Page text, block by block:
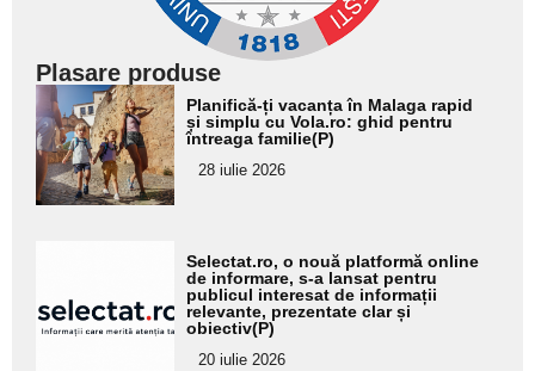
Plasare produse
Adaugă
aici textul
pentru
subtitlu
Planifică-ți vacanța în Malaga rapid
și simplu cu Vola.ro: ghid pentru
întreaga familie(P)
28 iulie 2026
pentru
subtitlu
Selectat.ro, o nouă platformă online
de informare, s-a lansat pentru
publicul interesat de informații
relevante, prezentate clar și
obiectiv(P)
20 iulie 2026